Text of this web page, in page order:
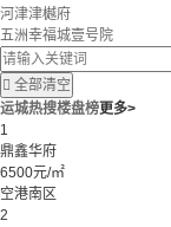
河津津樾府
五洲幸福城壹号院
 全部清空
运城热搜楼盘榜更多>
1
鼎鑫华府
6500元/㎡
空港南区
2